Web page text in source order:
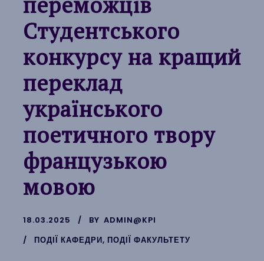
Студентського
конкурсу на кращий
переклад
українського
поетичного твору
французькою
мовою
18.03.2025 BY ADMIN@KPI
ПОДІЇ КАФЕДРИ, ПОДІЇ ФАКУЛЬТЕТУ